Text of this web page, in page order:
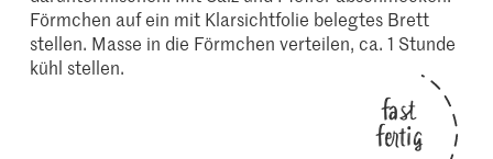
Förmchen auf ein mit Klarsichtfolie belegtes Brett
stellen. Masse in die Förmchen verteilen, ca. 1 Stunde
kühl stellen.
fast
fertig